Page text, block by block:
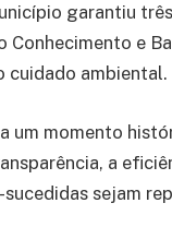
garantiu
Conhecimento e
cuidado ambiental.
um momento
a
sejam